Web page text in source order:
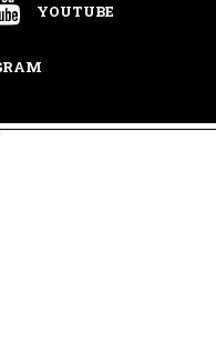
YOUTUBE